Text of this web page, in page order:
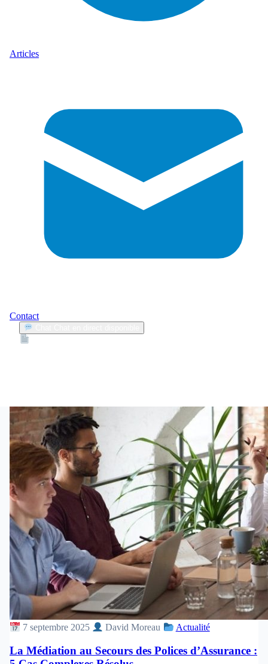
Articles
Contact
7 septembre 2025 David Moreau Actualité
La Médiation au Secours des Polices d’Assurance :